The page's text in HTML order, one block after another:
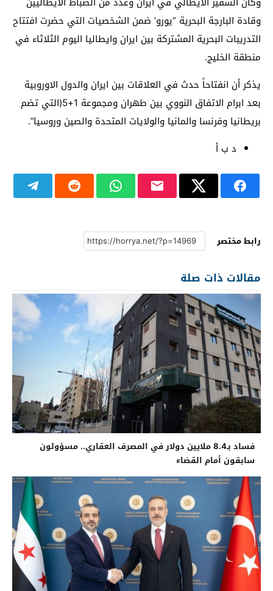
وقادة البارجة البحرية “يورو’ ضمن الشخصيات التي حضرت افتتاح
التدريبات البحرية المشتركة بين ايران وايطاليا اليوم الثلاثاء في
منطقة الخليج.
يذكر أن انفتاحاً حدث في العلاقات بين ايران والدول الاوروبية
بعد ابرام الاتفاق النووي بين طهران ومجموعة 1+5(التي تضم
بريطانيا وفرنسا والمانيا والولايات المتحدة والصين وروسيا”.
د ب أ
رابط مختصر
مقالات ذات صلة
فساد بـ8.4 ملايين دولار في المصرف العقاري.. مسؤولون
سابقون أمام القضاء